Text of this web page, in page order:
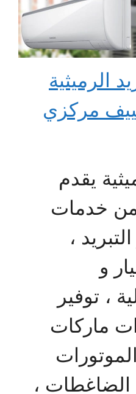
الرميثية
تكييف مركزي
يقدم
خدمات
،
و
، توفير
ماركات
الضاغطات ،